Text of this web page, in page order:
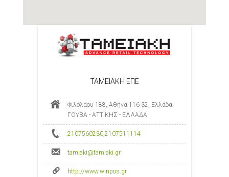
ΤΑΜΕΙΑΚΗ ΕΠΕ
Φιλολάου 188, Αθήνα 116 32, Ελλάδα
ΓΟΥΒΑ - ΑΤΤΙΚΗΣ - ΕΛΛΑΔΑ
2107560230,2107511114
tamiaki@tamiaki.gr
http://www.winpos.gr